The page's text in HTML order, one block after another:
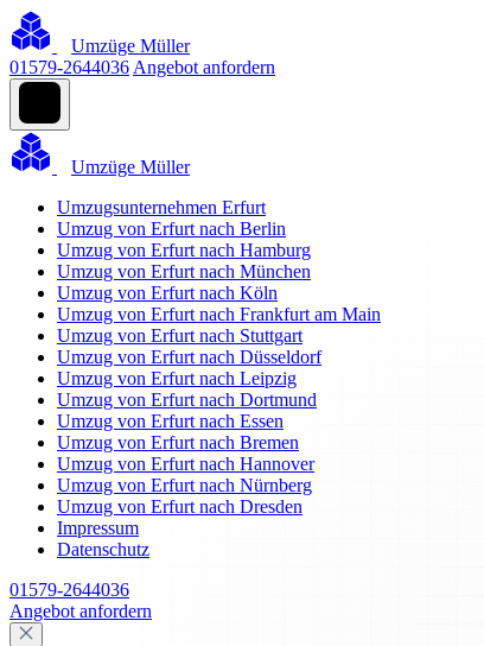
Umzüge Müller
01579-2644036 Angebot anfordern
Umzüge Müller
Umzugsunternehmen Erfurt
Umzug von Erfurt nach Berlin
Umzug von Erfurt nach Hamburg
Umzug von Erfurt nach München
Umzug von Erfurt nach Köln
Umzug von Erfurt nach Frankfurt am Main
Umzug von Erfurt nach Stuttgart
Umzug von Erfurt nach Düsseldorf
Umzug von Erfurt nach Leipzig
Umzug von Erfurt nach Dortmund
Umzug von Erfurt nach Essen
Umzug von Erfurt nach Bremen
Umzug von Erfurt nach Hannover
Umzug von Erfurt nach Nürnberg
Umzug von Erfurt nach Dresden
Impressum
Datenschutz
01579-2644036
Angebot anfordern